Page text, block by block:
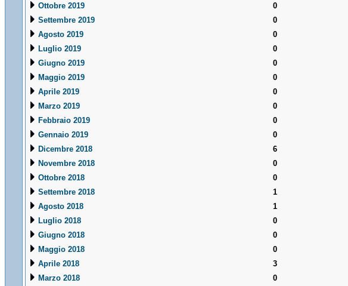
Ottobre 2019
0
Settembre 2019
0
Agosto 2019
0
Luglio 2019
0
Giugno 2019
0
Maggio 2019
0
Aprile 2019
0
Marzo 2019
0
Febbraio 2019
0
Gennaio 2019
0
Dicembre 2018
6
Novembre 2018
0
Ottobre 2018
0
Settembre 2018
1
Agosto 2018
1
Luglio 2018
0
Giugno 2018
0
Maggio 2018
0
Aprile 2018
3
Marzo 2018
0